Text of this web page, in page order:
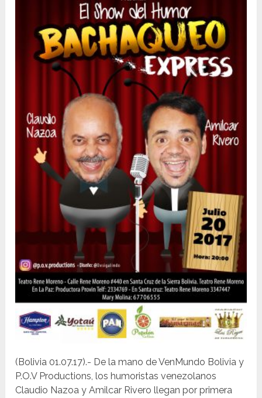
(Bolivia 01.07.17).- De la mano de VenMundo Bolivia y
P.O.V Productions, los humoristas venezolanos
Claudio Nazoa y Amilcar Rivero llegan por primera